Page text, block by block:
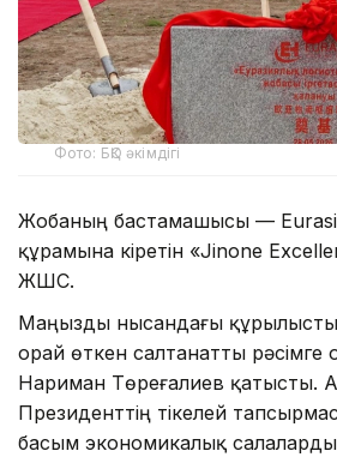
Фото: БҚО әкімдігі
Жобаның бастамашысы —
құрамына кіретін «Jinone
ЖШС.
Маңызды нысандағы
орай өткен салтанатты рәсімге
Нариман Төреғалиев қатысты.
Президенттің тікелей
басым экономикалық